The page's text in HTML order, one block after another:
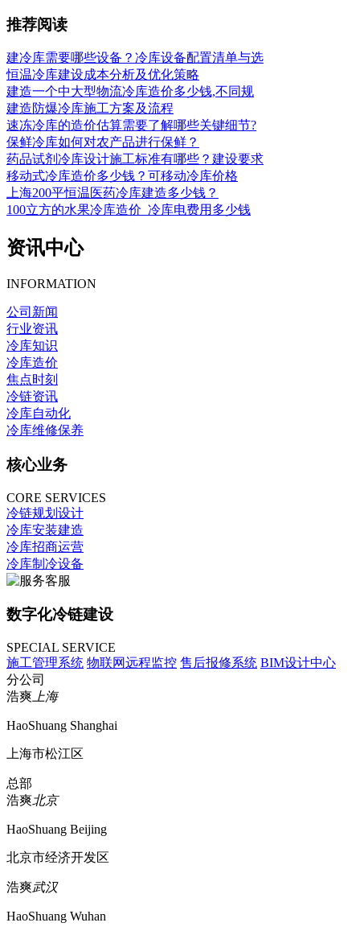
推荐阅读
建冷库需要哪些设备？冷库设备配置清单与选
恒温冷库建设成本分析及优化策略
建造一个中大型物流冷库造价多少钱,不同规
建造防爆冷库施工方案及流程
速冻冷库的造价估算需要了解哪些关键细节?
保鲜冷库如何对农产品进行保鲜？
药品试剂冷库设计施工标准有哪些？建设要求
移动式冷库造价多少钱？可移动冷库价格
上海200平恒温医药冷库建造多少钱？
100立方的水果冷库造价_冷库电费用多少钱
资讯中心
INFORMATION
公司新闻
行业资讯
冷库知识
冷库造价
焦点时刻
冷链资讯
冷库自动化
冷库维修保养
核心业务
CORE SERVICES
冷链规划设计
冷库安装建造
冷库招商运营
冷库制冷设备
数字化冷链建设
SPECIAL SERVICE
施工管理系统 物联网远程监控 售后报修系统 BIM设计中心
分公司
浩爽 上海
HaoShuang Shanghai
上海市松江区
总部
浩爽北京
HaoShuang Beijing
北京市经济开发区
浩爽武汉
HaoShuang Wuhan